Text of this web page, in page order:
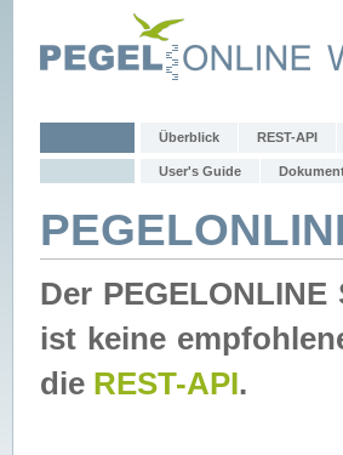
Überblick REST-API
User's Guide
Der
ist keine
die REST-API.